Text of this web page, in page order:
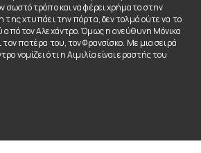
σωστό τρόπο και να φέρει χρήματα στην
της χτυπάει την πόρτα, δεν τολμά ούτε να το
από τον Αλεχάντρο. Όμως η ανεύθυνη Μόνικα
τον πατέρα του, τον Φρανσίσκο. Με μια σειρά
νομίζει ότι η Αιμιλία είναι εραστής του